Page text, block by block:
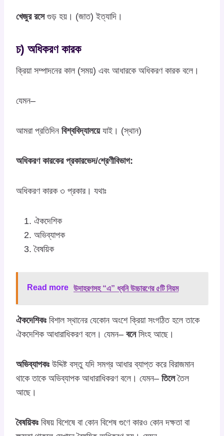
খেজুর রসেগুড় হয়। (জাত) ইত্যাদি।
চ) অধিকরণ কারক
ক্রিয়া সম্পাদনের কাল (সময়) এবং আধারকে অধিকরণ কারক বলে।
যেমন–
আমরা প্রতিদিন বিশ্ববিদ্যালয়েযাই। (স্থান)
অধিকরণ কারকের প্রকারভেদ/শ্রেণীবিভাগ:
অধিকরণ কারক ৩ প্রকার। যথাঃ
ঐকদেশিক
অভিব্যাপক
বৈষয়িক
Read more উদাহরণসহ “এ” ধ্বনি উচ্চারণের ৫টি নিয়ম
ঐকদেশিকঃ বিশাল স্থানের যেকোন অংশে ক্রিয়া সংগঠিত হলে তাকে
ঐকদেশিক আধারাধিকরণ বলে। যেমন– বনেসিংহ আছে।
অভিব্যাপকঃ উদ্দিষ্ট বস্তু যদি সমগ্র আধার ব্যাপ্ত করে বিরাজমান
থাকে তাকে অভিব্যাপক আধারাধিকরণ বলে। যেমন– তিলেতৈল
আছে।
বৈষয়িকঃ বিষয় বিশেষে বা কোন বিশেষ গুণে কারও কোন দক্ষতা বা